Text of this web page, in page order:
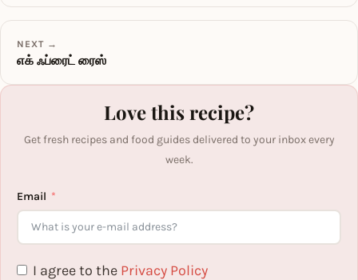
NEXT →
எக் ஃப்ரைட் ரைஸ்
Love this recipe?
Get fresh recipes and food guides delivered to your inbox every
week.
Email
I agree to the Privacy Policy